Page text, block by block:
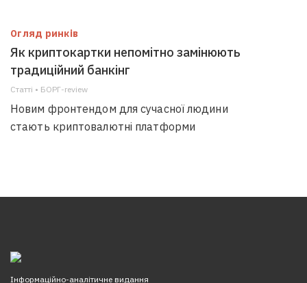
Огляд ринків
Як криптокартки непомітно замінюють
традиційний банкінг
Статті • БОРГ-review
Новим фронтендом для сучасної людини
стають криптовалютні платформи
Інформаційно-аналітичне видання